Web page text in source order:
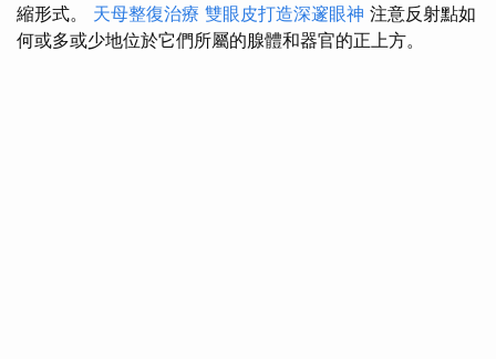
縮形式。 天母整復治療 雙眼皮打造深邃眼神 注意反射點如
何或多或少地位於它們所屬的腺體和器官的正上方。